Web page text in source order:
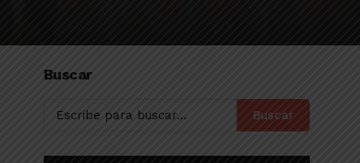
Buscar
Buscar